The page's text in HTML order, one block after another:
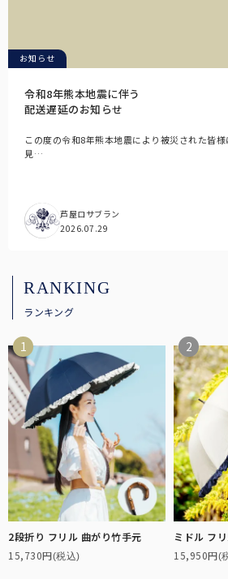
お知らせ
令和8年熊本地震に伴う
配送遅延のお知らせ
この度の令和8年熊本地震により被災された皆
見…
芦屋ロサブラン
2026.07.29
RANKING
ランキング
2段折り フリル 曲がり竹手元
15,730円(税込)
ミドル フ
15,950円(